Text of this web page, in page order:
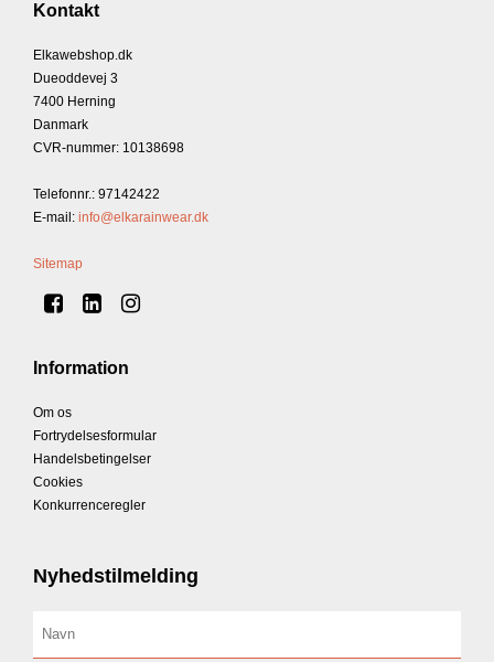
Kontakt
Elkawebshop.dk
Dueoddevej 3
7400 Herning
Danmark
CVR-nummer: 10138698
Telefonnr.: 97142422
E-mail : info@elkarainwear.dk
Sitemap
Information
Om os
Fortrydelsesformular
Handelsbetingelser
Cookies
Konkurrenceregler
Nyhedstilmelding